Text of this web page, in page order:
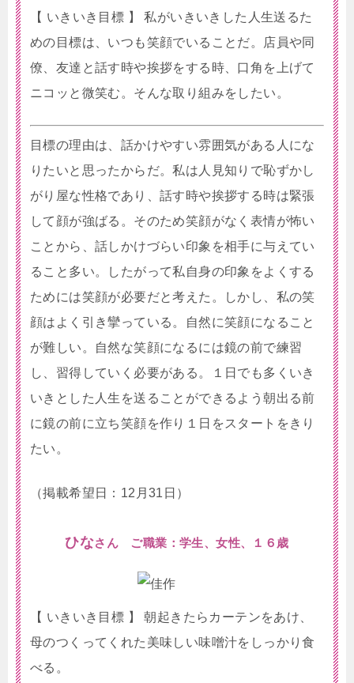
【 いきいき目標 】 私がいきいきした人生送るた
めの目標は、いつも笑顔でいることだ。店員や同
僚、友達と話す時や挨拶をする時、口角を上げて
ニコッと微笑む。そんな取り組みをしたい。
目標の理由は、話かけやすい雰囲気がある人にな
りたいと思ったからだ。私は人見知りで恥ずかし
がり屋な性格であり、話す時や挨拶する時は緊張
して顔が強ばる。そのため笑顔がなく表情が怖い
ことから、話しかけづらい印象を相手に与えてい
ること多い。したがって私自身の印象をよくする
ためには笑顔が必要だと考えた。しかし、私の笑
顔はよく引き攣っている。自然に笑顔になること
が難しい。自然な笑顔になるには鏡の前で練習
し、習得していく必要がある。１日でも多くいき
いきとした人生を送ることができるよう朝出る前
に鏡の前に立ち笑顔を作り１日をスタートをきり
たい。
（掲載希望日：12月31日）
ひなさん ご職業：学生、女性、１６歳
【 いきいき目標 】 朝起きたらカーテンをあけ、
母のつくってくれた美味しい味噌汁をしっかり食
べる。